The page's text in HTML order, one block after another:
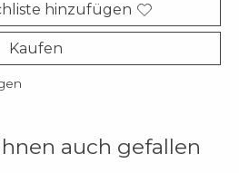
hinzufügen
Kaufen
auch gefallen